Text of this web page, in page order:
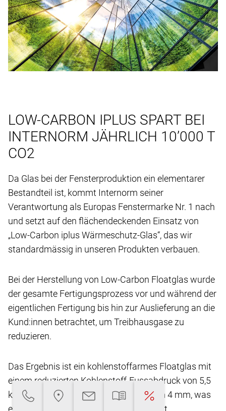
LOW-CARBON IPLUS SPART BEI
INTERNORM JÄHRLICH 10’000 T
CO2
Da Glas bei der Fensterproduktion ein elementarer
Bestandteil ist, kommt Internorm seiner
Verantwortung als Europas Fenstermarke Nr. 1 nach
und setzt auf den flächendeckenden Einsatz von
„Low-Carbon iplus Wärmeschutz-Glas“, das wir
standardmässig in unseren Produkten verbauen.
Bei der Herstellung von Low-Carbon Floatglas wurde
der gesamte Fertigungsprozess vor und während der
eigentlichen Fertigung bis hin zur Auslieferung an die
Kund:innen betrachtet, um Treibhausgase zu
reduzieren.
Das Ergebnis ist ein kohlenstoffarmes Floatglas mit
einem reduzierten Kohlenstoff-Fussabdruck von 5,5
kg CO2-eq/m2** bei einer Glasdicke von 4 mm, was
eine Reduktion von über 45 % ermöglicht.